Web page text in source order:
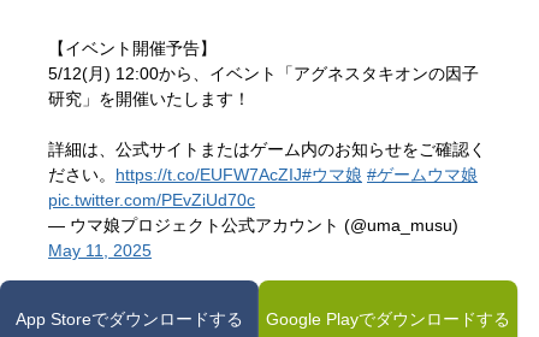
【イベント開催予告】
5/12(月) 12:00から、イベント「アグネスタキオンの因子
研究」を開催いたします！
詳細は、公式サイトまたはゲーム内のお知らせをご確認く
ださい。 https://t.co/EUFW7AcZIJ#ウマ娘 #ゲームウマ娘
pic.twitter.com/PEvZiUd70c
— ウマ娘プロジェクト公式アカウント (@uma_musu)
May 11, 2025
App Storeでダウンロードする Google Playでダウンロードする